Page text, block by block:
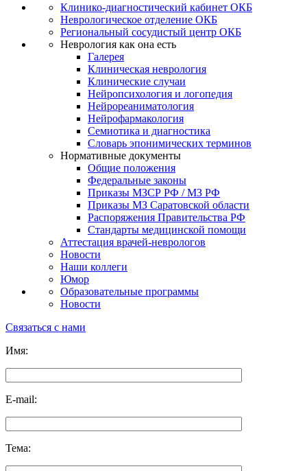
Клинико-диагностический кабинет ОКБ
Неврологическое отделение ОКБ
Региональный сосудистый центр ОКБ
Неврология как она есть
Галерея
Клиническая неврология
Клинические случаи
Нейропсихология и логопедия
Нейрореаниматология
Нейрофармакология
Семиотика и диагностика
Словарь эпонимических терминов
Нормативные документы
Общие положения
Федеральные законы
Приказы МЗСР РФ / МЗ РФ
Приказы МЗ Саратовской области
Распоряжения Правительства РФ
Стандарты медицинской помощи
Аттестация врачей-неврологов
Новости
Наши коллеги
Юмор
Образовательные программы
Новости
Связаться с нами
Имя:
E-mail:
Тема: